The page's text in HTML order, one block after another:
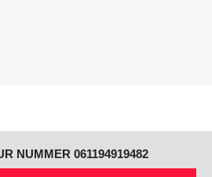
NUMMER 061194919482